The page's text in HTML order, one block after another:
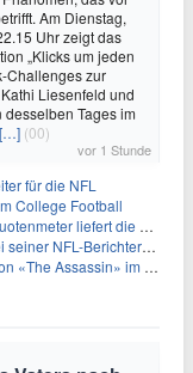
Am Dienstag,
Uhr zeigt das
„Klicks um jeden
Challenges zur
Liesenfeld und
desselben Tages im
[…] (00)
vor 1 Stunde
für die NFL
College Football
liefert die Vorlagen
NFL-Berichterstattung
Assassin» im Fernsehen